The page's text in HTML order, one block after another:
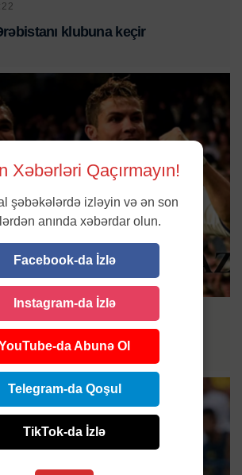
klubuna keçir
komanda yoldaşı ola bilər
Xəbərləri Qaçırmayın!
şəbəkələrdə izləyin və ən son
anında xəbərdar olun.
Facebook-da İzlə
Instagram-da İzlə
da Abunə Ol
Telegram-da Qoşul
TikTok-da İzlə